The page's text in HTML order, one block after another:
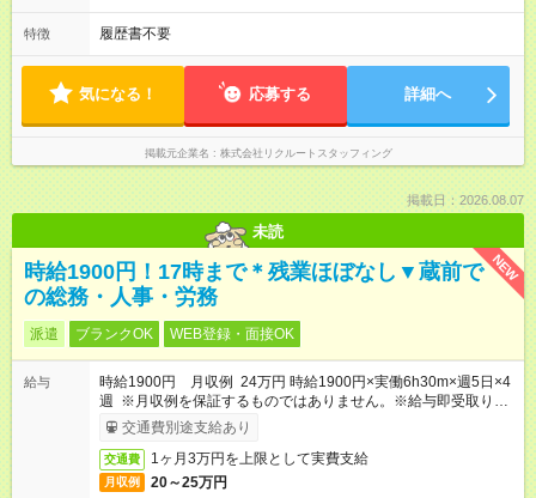
特徴 履歴書不要
気になる！ 応募する 詳細へ
掲載元企業名 株式会社リクルートスタッフィング
掲載日：2026.08.07
未読
NEW
時給1900円！17時まで＊残業ほぼなし▼蔵前で
の総務・人事・労務
派遣 ブランクOK WEB登録・面接OK
給与
時給1900円 月収例 24万円 時給1900円×実働6h30m×週5日×4
週 ※月収例を保証するものではありません。※給与即受取りサ
ービス利用可（利用条件有）
交通費別途支給あり
交通費 1ヶ月3万円を上限として実費支給
月収例 20～25万円